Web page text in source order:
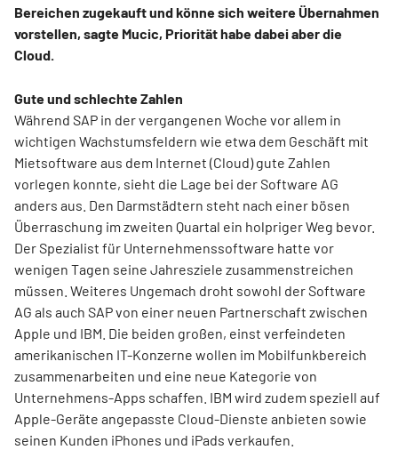
Bereichen zugekauft und könne sich weitere Übernahmen
vorstellen, sagte Mucic, Priorität habe dabei aber die
Cloud.
Gute und schlechte Zahlen
Während SAP in der vergangenen Woche vor allem in
wichtigen Wachstumsfeldern wie etwa dem Geschäft mit
Mietsoftware aus dem Internet (Cloud) gute Zahlen
vorlegen konnte, sieht die Lage bei der Software AG
anders aus. Den Darmstädtern steht nach einer bösen
Überraschung im zweiten Quartal ein holpriger Weg bevor.
Der Spezialist für Unternehmenssoftware hatte vor
wenigen Tagen seine Jahresziele zusammenstreichen
müssen. Weiteres Ungemach droht sowohl der Software
AG als auch SAP von einer neuen Partnerschaft zwischen
Apple und IBM. Die beiden großen, einst verfeindeten
amerikanischen IT-Konzerne wollen im Mobilfunkbereich
zusammenarbeiten und eine neue Kategorie von
Unternehmens-Apps schaffen. IBM wird zudem speziell auf
Apple-Geräte angepasste Cloud-Dienste anbieten sowie
seinen Kunden iPhones und iPads verkaufen.